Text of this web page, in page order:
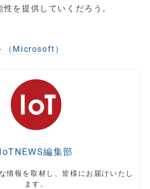
を提供していくだろう。
（Microsoft）
IoTNEWS編集部
情報を取材し、皆様にお届けいたし
ます。